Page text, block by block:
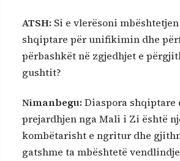
ATSH: Si e vlerësoni
shqiptare për unifikimin dhe
përbashkët në zgjedhjet e
gushtit?
Nimanbegu: Diaspora shqiptare
prejardhjen nga Mali i Zi është
kombëtarisht e ngritur dhe
gatshme ta mbështetë